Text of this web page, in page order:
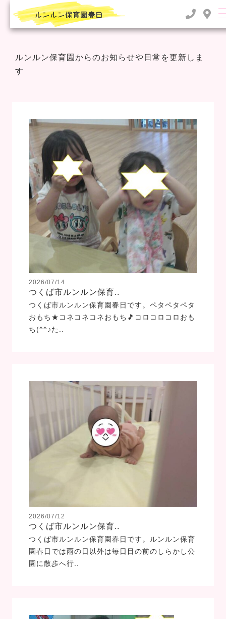
2025年 > 5月
ルンルン保育園からのお知らせや日常を更新しま
す
2026/07/14
つくば市ルンルン保育..
つくば市ルンルン保育園春日です。ペタペタペタ
おもち★コネコネコネおもち🎵コロコロコロおも
ち(^^♪た..
2026/07/12
つくば市ルンルン保育..
つくば市ルンルン保育園春日です。ルンルン保育
園春日では雨の日以外は毎日目の前のしらかし公
園に散歩へ行..